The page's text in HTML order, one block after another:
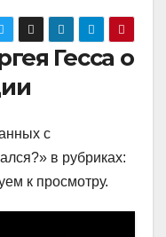
Гесса о
с
в рубриках:
к просмотру.